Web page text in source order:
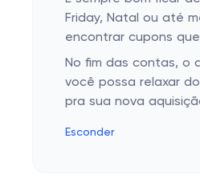
Friday, Natal ou até
encontrar cupons
No fim das contas, o
você possa relaxar
pra sua nova
Esconder